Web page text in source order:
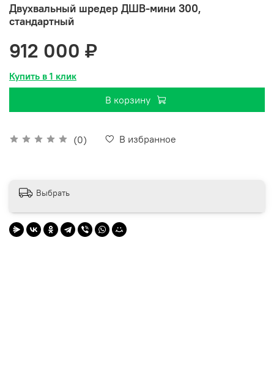
Двухвальный шредер ДШВ-мини 300,
стандартный
(0) В избранное
912 000 ₽
Купить в 1 клик
В корзину
Выбрать